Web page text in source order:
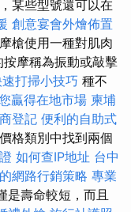
某些型號還可以在
創意宴會外燴佈置
槍使用一種對肌肉
摩稱為振動或敲擊
打掃小技巧 種不
贏得在地市場 柬埔
登記 便利的自助式
格類別中找到兩個
如何查IP地址 台中
網路行銷策略 專業
是壽命較短，而且